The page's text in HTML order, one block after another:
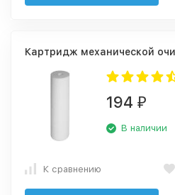
Картридж механической
194 ₽
В наличии
К сравнению